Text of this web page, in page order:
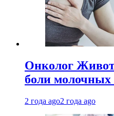
Онколог
боли молочных
2 года ago2 года ago